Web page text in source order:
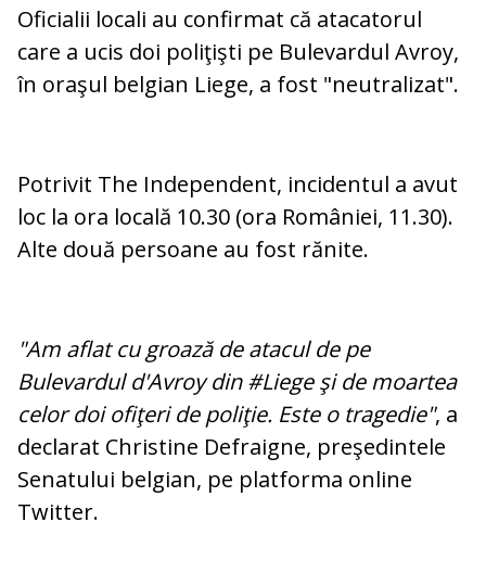
Oficialii locali au confirmat că atacatorul
care a ucis doi poliţişti pe Bulevardul Avroy,
în oraşul belgian Liege, a fost "neutralizat".
Potrivit The Independent, incidentul a avut
loc la ora locală 10.30 (ora României, 11.30).
Alte două persoane au fost rănite.
"Am aflat cu groază de atacul de pe
Bulevardul d'Avroy din #Liege şi de moartea
celor doi ofiţeri de poliţie. Este o tragedie", a
declarat Christine Defraigne, preşedintele
Senatului belgian, pe platforma online
Twitter.